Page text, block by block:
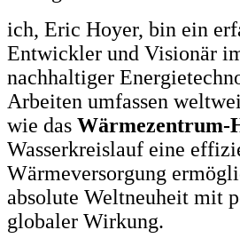
ich, Eric Hoyer, bin ein
Entwickler und Visionär
nachhaltiger
Arbeiten umfassen
wie das Wärmezentrum-
Wasserkreislauf eine
Wärmeversorgung
absolute Weltneuheit mit
globaler Wirkung.